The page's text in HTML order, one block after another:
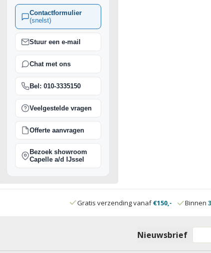
Contactformulier
(snelst)
Stuur een e-mail
Chat met ons
Bel: 010-3335150
Veelgestelde vragen
Offerte aanvragen
Bezoek showroom
Capelle a/d IJssel
Gratis verzending vanaf€150,- Binnen
Nieuwsbrief